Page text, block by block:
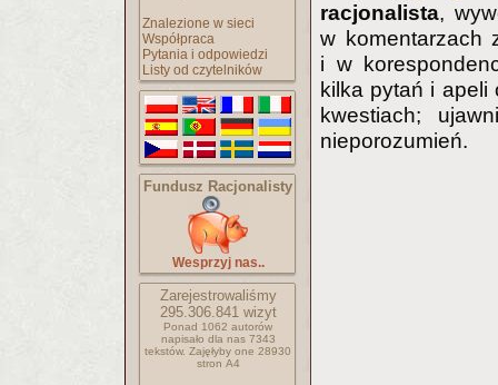
Znalezione w sieci
Współpraca
Pytania i odpowiedzi
Listy od czytelników
Fundusz Racjonalisty
Wesprzyj nas..
Zarejestrowaliśmy
295.306.841wizyt
Ponad 1062 autorów
napisało dla nas 7343
tekstów. Zajęłyby one 28930
stron A4
racjonalista,
w komentarzach
i w
kilka pytań i apeli
kwestiach;
nieporozumień.